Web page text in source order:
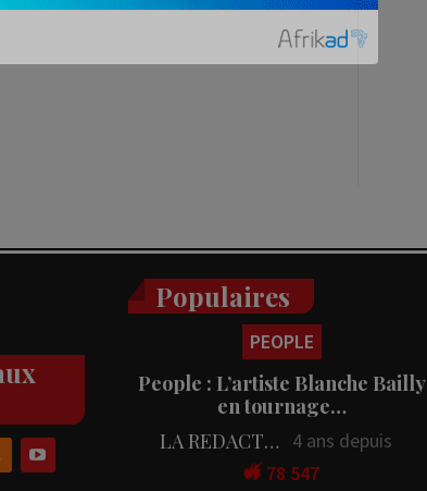
Populaires
PEOPLE
People : L’artiste Blanche Bailly
en tournage…
LA REDACTION
4 ans depuis
78 547